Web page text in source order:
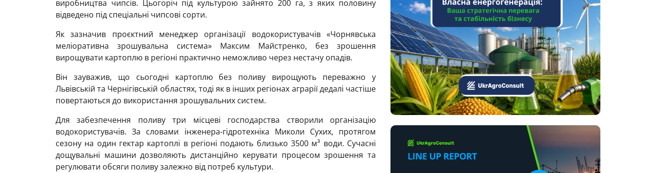
виробництва чипсів. Цьогоріч під культурою зайнято 200 га, з яких половину
відведено під спеціальні чипсові сорти.
Як зазначив проєктний менеджер організації водокористувачів «Чорнявська
меліоративна зрошувальна система» Максим Майстренко, без зрошення
вирощувати картоплю в регіоні практично неможливо через нестачу опадів.
Він зауважив, що сьогодні картоплю без поливу вирощують переважно у
Львівській та Чернігівській областях, тоді як в інших регіонах аграрії дедалі частіше
повертаються до використання зрошувальних систем.
Для забезпечення поливу три місцеві господарства створили організацію
водокористувачів. За словами інженера-гідротехніка Миколи Сухих, протягом
сезону на один гектар картоплі в регіоні подають близько 3500 м³ води. Сучасні
дощувальні машини дозволяють дистанційно керувати процесом зрошення та
регулювати обсяги поливу залежно від потреб культури.